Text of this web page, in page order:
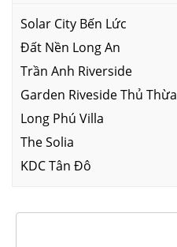
Solar City Bến Lức
Đất Nền Long An
Trần Anh Riverside
Garden Riveside Thủ Thừa
Long Phú Villa
The Solia
KDC Tân Đô